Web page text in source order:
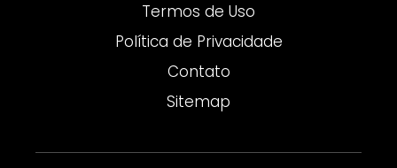
Termos de Uso
Política de Privacidade
Contato
Sitemap